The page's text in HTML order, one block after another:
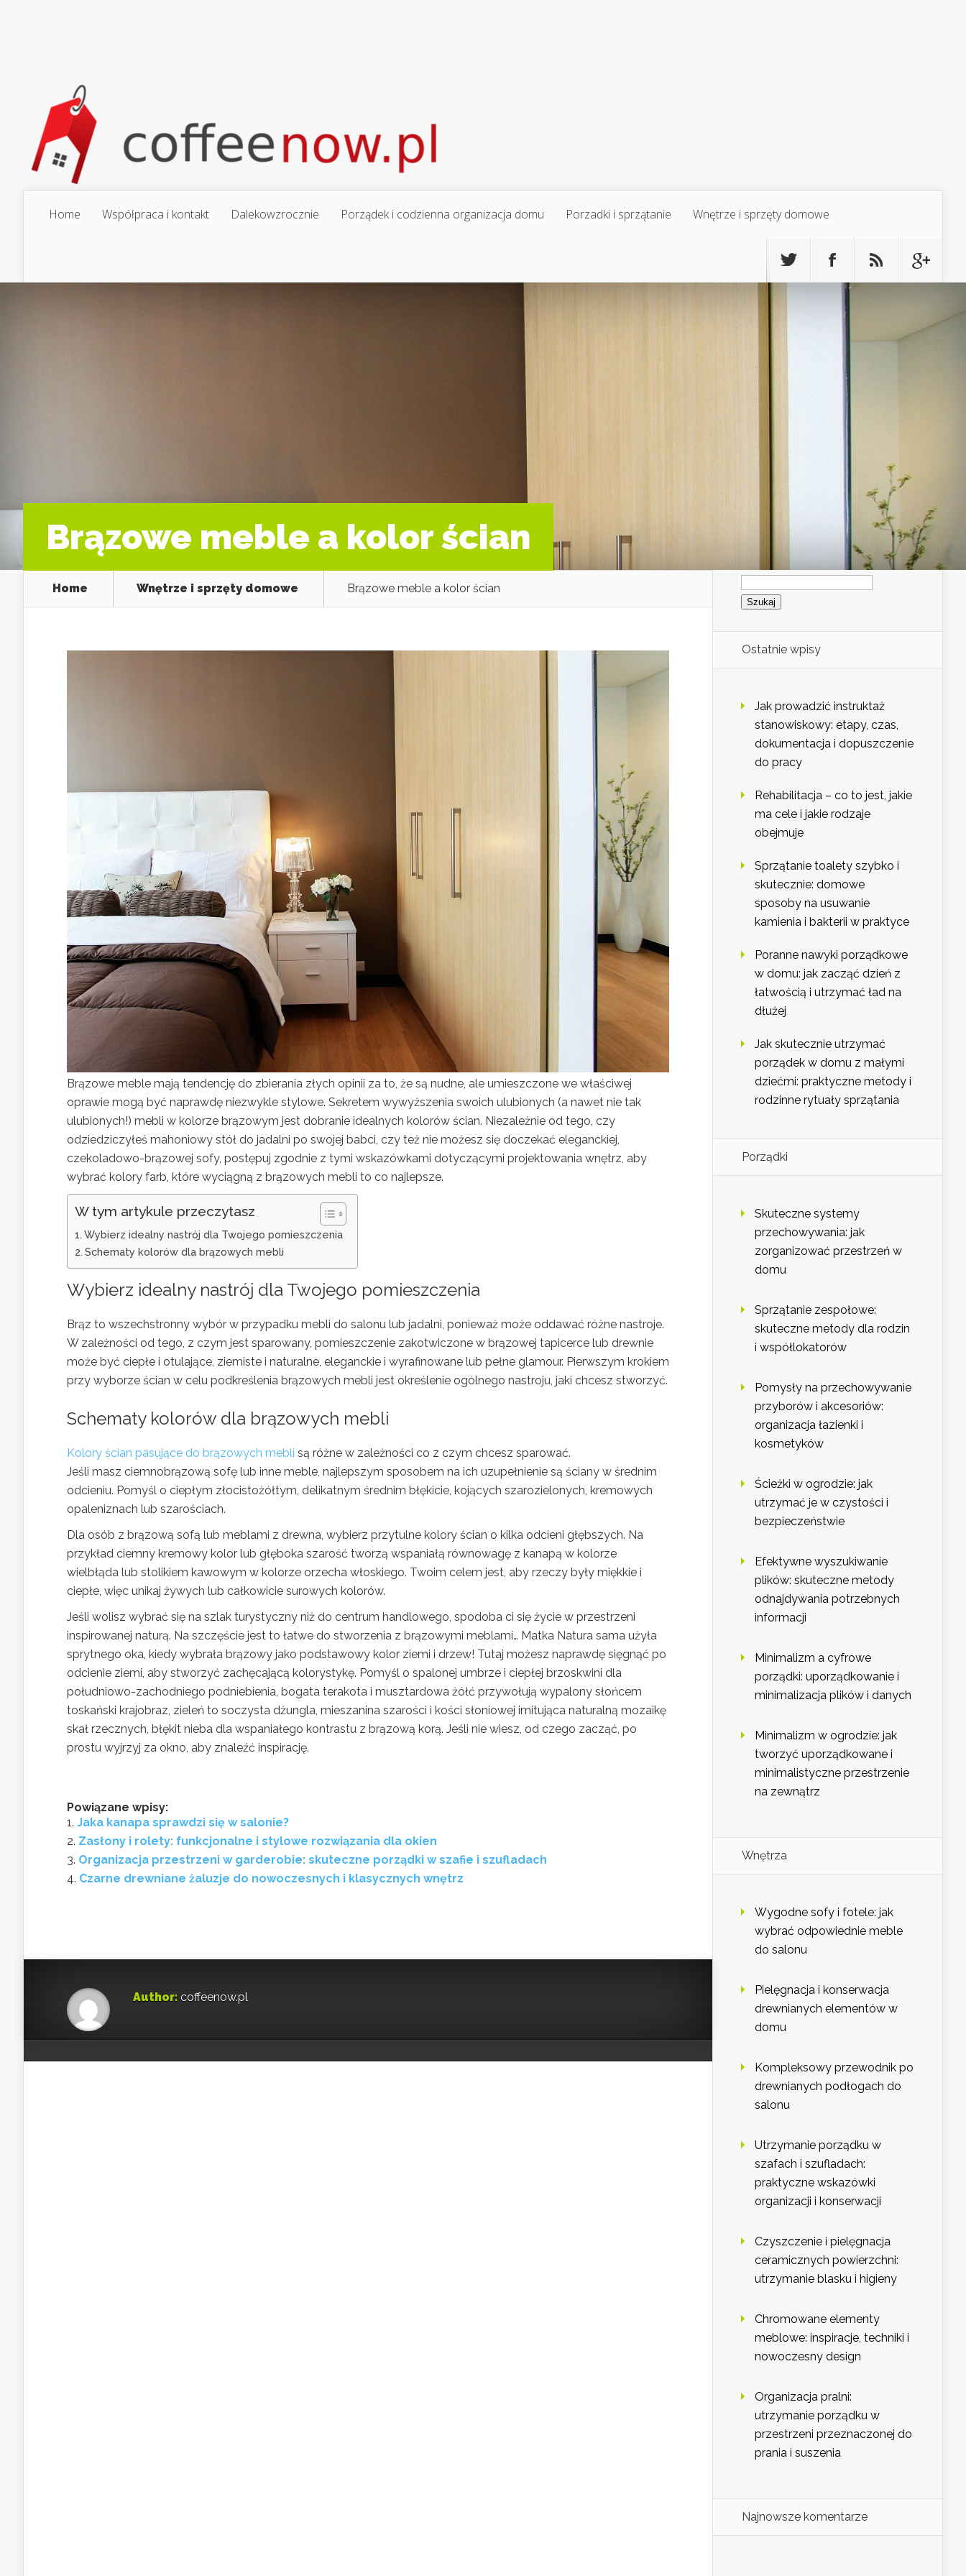
Home Współpraca i kontakt Dalekowzrocznie Porządek i codzienna organizacja domu Porzadki i sprzątanie Wnętrze i sprzęty domowe
Brązowe meble a kolor ścian
Home Wnętrze i sprzęty domowe Brązowe meble a kolor ścian
Brązowe meble mają tendencję do zbierania złych opinii za to, że są nudne, ale umieszczone we właściwej
oprawie mogą być naprawdę niezwykle stylowe. Sekretem wywyższenia swoich ulubionych (a nawet nie tak
ulubionych!) mebli w kolorze brązowym jest dobranie idealnych kolorów ścian. Niezależnie od tego, czy
odziedziczyłeś mahoniowy stół do jadalni po swojej babci, czy też nie możesz się doczekać eleganckiej,
czekoladowo-brązowej sofy, postępuj zgodnie z tymi wskazówkami dotyczącymi projektowania wnętrz, aby
wybrać kolory farb, które wyciągną z brązowych mebli to co najlepsze.
W tym artykule przeczytasz
Wybierz idealny nastrój dla Twojego pomieszczenia
Schematy kolorów dla brązowych mebli
Wybierz idealny nastrój dla Twojego pomieszczenia
Brąz to wszechstronny wybór w przypadku mebli do salonu lub jadalni, ponieważ może oddawać różne nastroje.
W zależności od tego, z czym jest sparowany, pomieszczenie zakotwiczone w brązowej tapicerce lub drewnie
może być ciepłe i otulające, ziemiste i naturalne, eleganckie i wyrafinowane lub pełne glamour. Pierwszym krokiem
przy wyborze ścian w celu podkreślenia brązowych mebli jest określenie ogólnego nastroju, jaki chcesz stworzyć.
Schematy kolorów dla brązowych mebli
Kolory ścian pasujące do brązowych mebli są różne w zależności co z czym chcesz sparować.
Jeśli masz ciemnobrązową sofę lub inne meble, najlepszym sposobem na ich uzupełnienie są ściany w średnim
odcieniu. Pomyśl o ciepłym złocistożółtym, delikatnym średnim błękicie, kojących szarozielonych, kremowych
opaleniznach lub szarościach.
Dla osób z brązową sofą lub meblami z drewna, wybierz przytulne kolory ścian o kilka odcieni głębszych. Na
przykład ciemny kremowy kolor lub głęboka szarość tworzą wspaniałą równowagę z kanapą w kolorze
wielbłąda lub stolikiem kawowym w kolorze orzecha włoskiego. Twoim celem jest, aby rzeczy były miękkie i
ciepłe, więc unikaj żywych lub całkowicie surowych kolorów.
Jeśli wolisz wybrać się na szlak turystyczny niż do centrum handlowego, spodoba ci się życie w przestrzeni
inspirowanej naturą. Na szczęście jest to łatwe do stworzenia z brązowymi meblami… Matka Natura sama użyła
sprytnego oka, kiedy wybrała brązowy jako podstawowy kolor ziemi i drzew! Tutaj możesz naprawdę sięgnąć po
odcienie ziemi, aby stworzyć zachęcającą kolorystykę. Pomyśl o spalonej umbrze i ciepłej brzoskwini dla
południowo-zachodniego podniebienia, bogata terakota i musztardowa żółć przywołują wypalony słońcem
toskański krajobraz, zieleń to soczysta dżungla, mieszanina szarości i kości słoniowej imitująca naturalną mozaikę
skał rzecznych, błękit nieba dla wspaniałego kontrastu z brązową korą. Jeśli nie wiesz, od czego zacząć, po
prostu wyjrzyj za okno, aby znaleźć inspirację.
Powiązane wpisy:
Jaka kanapa sprawdzi się w salonie?
Zasłony i rolety: funkcjonalne i stylowe rozwiązania dla okien
Organizacja przestrzeni w garderobie: skuteczne porządki w szafie i szufladach
Czarne drewniane żaluzje do nowoczesnych i klasycznych wnętrz
Author: coffeenow.pl
Szukaj:
Ostatnie wpisy
Jak prowadzić instruktaż
stanowiskowy: etapy, czas,
dokumentacja i dopuszczenie
do pracy
Rehabilitacja – co to jest, jakie
ma cele i jakie rodzaje
obejmuje
Sprzątanie toalety szybko i
skutecznie: domowe
sposoby na usuwanie
kamienia i bakterii w praktyce
Poranne nawyki porządkowe
w domu: jak zacząć dzień z
łatwością i utrzymać ład na
dłużej
Jak skutecznie utrzymać
porządek w domu z małymi
dziećmi: praktyczne metody i
rodzinne rytuały sprzątania
Porządki
Skuteczne systemy
przechowywania: jak
zorganizować przestrzeń w
domu
Sprzątanie zespołowe:
skuteczne metody dla rodzin
i współlokatorów
Pomysły na przechowywanie
przyborów i akcesoriów:
organizacja łazienki i
kosmetyków
Ścieżki w ogrodzie: jak
utrzymać je w czystości i
bezpieczeństwie
Efektywne wyszukiwanie
plików: skuteczne metody
odnajdywania potrzebnych
informacji
Minimalizm a cyfrowe
porządki: uporządkowanie i
minimalizacja plików i danych
Minimalizm w ogrodzie: jak
tworzyć uporządkowane i
minimalistyczne przestrzenie
na zewnątrz
Wnętrza
Wygodne sofy i fotele: jak
wybrać odpowiednie meble
do salonu
Pielęgnacja i konserwacja
drewnianych elementów w
domu
Kompleksowy przewodnik po
drewnianych podłogach do
salonu
Utrzymanie porządku w
szafach i szufladach:
praktyczne wskazówki
organizacji i konserwacji
Czyszczenie i pielęgnacja
ceramicznych powierzchni:
utrzymanie blasku i higieny
Chromowane elementy
meblowe: inspiracje, techniki i
nowoczesny design
Organizacja pralni:
utrzymanie porządku w
przestrzeni przeznaczonej do
prania i suszenia
Najnowsze komentarze